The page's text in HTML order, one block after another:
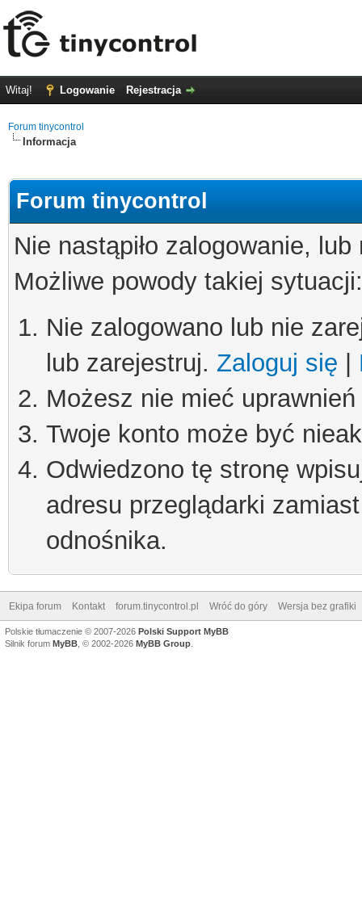
Witaj! Logowanie Rejestracja
Forum tinycontrol
Informacja
Forum tinycontrol
Nie nastąpiło zalogowanie,
Możliwe powody takiej sytuacji:
Nie zalogowano lub nie
lub zarejestruj. Zaloguj się
Możesz nie mieć
Twoje konto może być
Odwiedzono tę stronę
adresu przeglądarki
odnośnika.
Ekipa forum Kontakt forum.tinycontrol.pl Wróć do góry Wersja bez grafiki
Polskie tłumaczenie © 2007-2026 Polski Support MyBB
Silnik forum MyBB , © 2002-2026 MyBB Group